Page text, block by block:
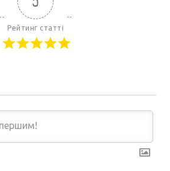
Рейтинг статті